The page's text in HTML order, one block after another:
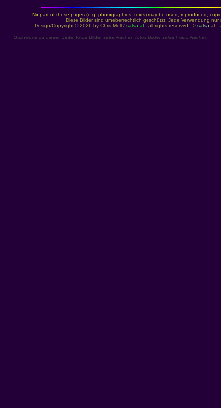
No part of these pages (e.g. photographies, texts) may be used, reproduced,
Diese Bilder sind urheberrechtlich geschützt. Jede Verwendung
Design/Copyright © 2026 by Chris Moll / salsa .at - all rights reserved. -> salsa .at -
Stichworte zu dieser Seite: fotos Bilder salsa Aachen fotos Bilder salsa Franz Aachen